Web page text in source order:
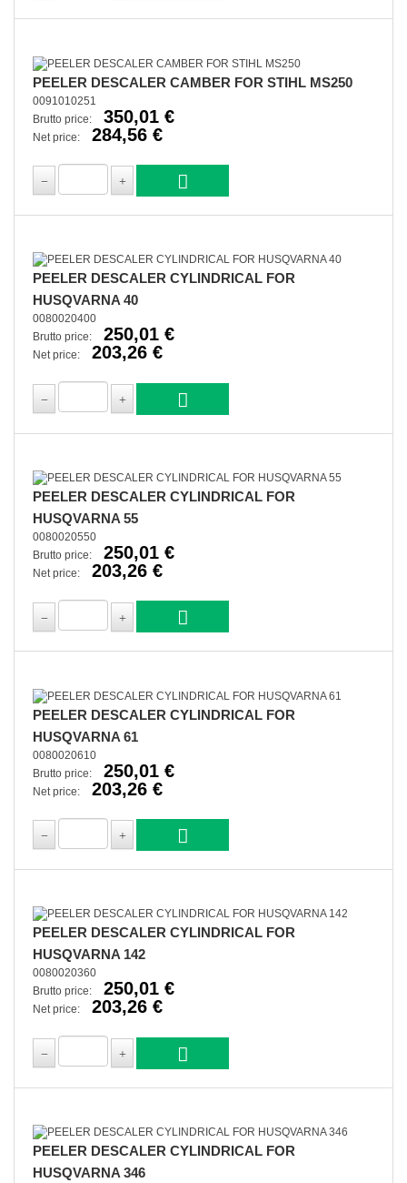
PEELER DESCALER CAMBER FOR STIHL MS250
0091010251
Brutto price:
350,01 €
Net price: 284,56 €
PEELER DESCALER CYLINDRICAL FOR
HUSQVARNA 40
0080020400
Brutto price:
250,01 €
Net price: 203,26 €
PEELER DESCALER CYLINDRICAL FOR
HUSQVARNA 55
0080020550
Brutto price:
250,01 €
Net price: 203,26 €
PEELER DESCALER CYLINDRICAL FOR
HUSQVARNA 61
0080020610
Brutto price:
250,01 €
Net price: 203,26 €
PEELER DESCALER CYLINDRICAL FOR
HUSQVARNA 142
0080020360
Brutto price:
250,01 €
Net price: 203,26 €
PEELER DESCALER CYLINDRICAL FOR
HUSQVARNA 346